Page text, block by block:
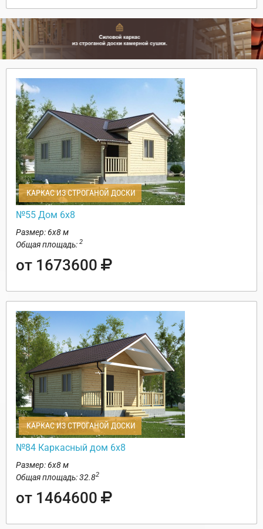
КАРКАС ИЗ СТРОГАНОЙ ДОСКИ
№55 Дом 6х8
Размер: 6х8 м
Общая площадь: 2
от 1673600
КАРКАС ИЗ СТРОГАНОЙ ДОСКИ
№84 Каркасный дом 6х8
Размер: 6х8 м
Общая площадь: 32.82
от 1464600